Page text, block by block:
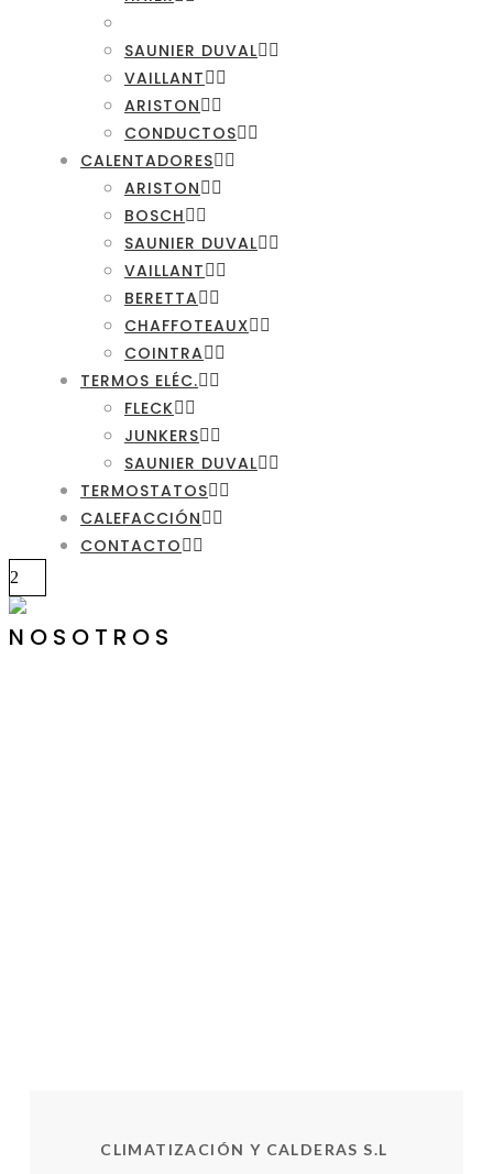
SAUNIER DUVAL
VAILLANT
ARISTON
CONDUCTOS
CALENTADORES
ARISTON
BOSCH
SAUNIER DUVAL
VAILLANT
BERETTA
CHAFFOTEAUX
COINTRA
TERMOS ELÉC.
FLECK
JUNKERS
SAUNIER DUVAL
TERMOSTATOS
CALEFACCIÓN
CONTACTO
NOSOTROS
CLIMATIZACIÓN Y CALDERAS S.L